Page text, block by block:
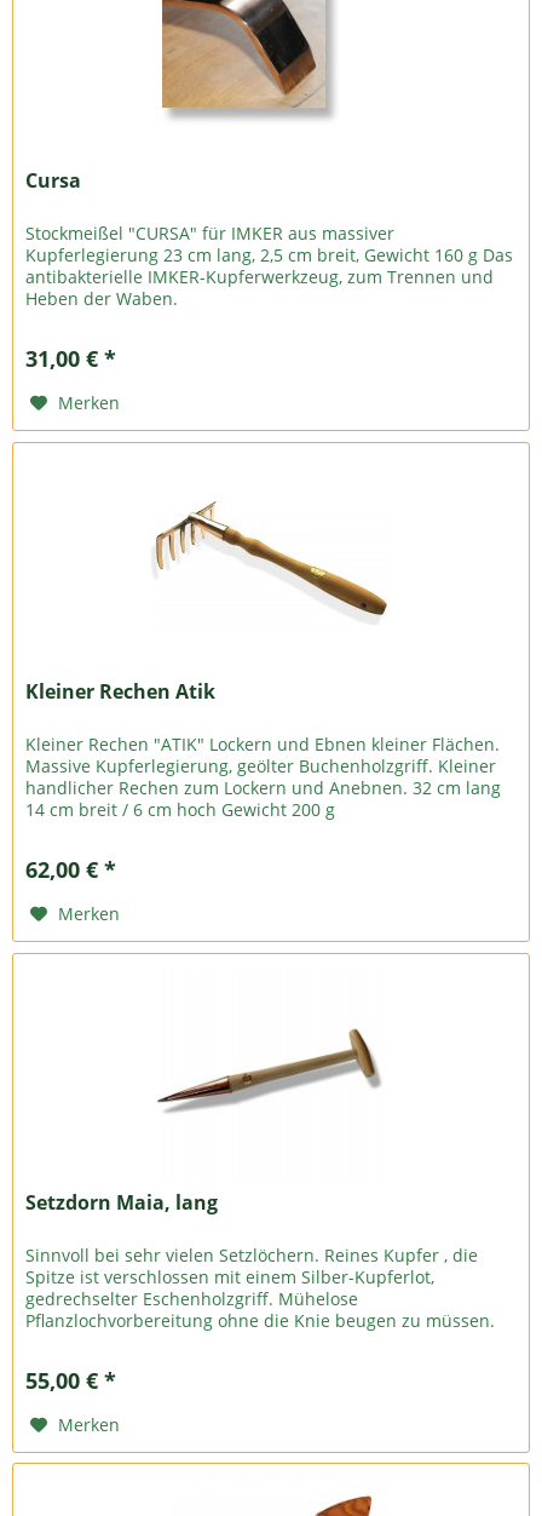
Cursa
Stockmeißel "CURSA" für IMKER aus massiver
Kupferlegierung 23 cm lang, 2,5 cm breit, Gewicht 160 g Das
antibakterielle IMKER-Kupferwerkzeug, zum Trennen und
Heben der Waben.
31,00 € *
Merken
Kleiner Rechen Atik
Kleiner Rechen "ATIK" Lockern und Ebnen kleiner Flächen.
Massive Kupferlegierung, geölter Buchenholzgriff. Kleiner
handlicher Rechen zum Lockern und Anebnen. 32 cm lang
14 cm breit / 6 cm hoch Gewicht 200 g
62,00 € *
Merken
Setzdorn Maia, lang
Sinnvoll bei sehr vielen Setzlöchern. Reines Kupfer , die
Spitze ist verschlossen mit einem Silber-Kupferlot,
gedrechselter Eschenholzgriff. Mühelose
Pflanzlochvorbereitung ohne die Knie beugen zu müssen.
55,00 € *
Merken